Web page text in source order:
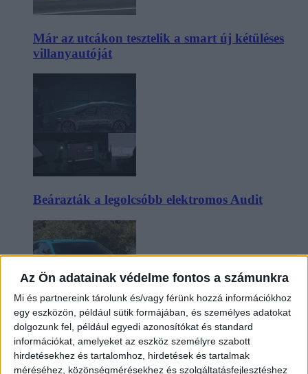
Az Ön adatainak védelme fontos a számunkra
Mi és partnereink tárolunk és/vagy férünk hozzá információkhoz
egy eszközön, például sütik formájában, és személyes adatokat
dolgozunk fel, például egyedi azonosítókat és standard
információkat, amelyeket az eszköz személyre szabott
hirdetésekhez és tartalomhoz, hirdetések és tartalmak
méréséhez, közönségmérésekhez és szolgáltatásfejlesztéshez
Már az utcákon tesztelik a smart új kétüléses
villanyautóját
Beárazták a legolcsóbb elektromos Audit
Két év sem kellett: máris nyugdíjba küldi utolsó
amerikai villanyautóját a Honda